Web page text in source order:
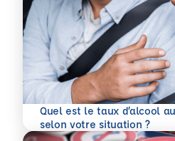
Quel est le taux d’alcool
selon votre situation ?
En savoir plus